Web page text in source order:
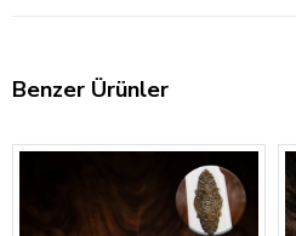
Benzer Ürünler